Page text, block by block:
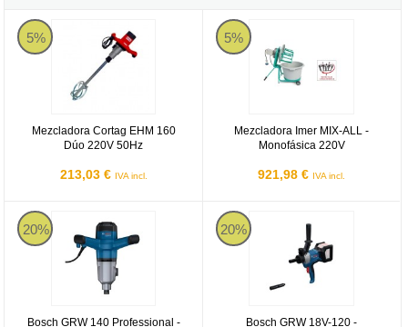
5%
Mezcladora Cortag EHM 160
Dúo 220V 50Hz
213,03 € IVA incl.
Mezcladora Cortag EHM 160 Dúo 220V 50Hz
5%
Mezcladora Imer MIX-ALL -
Monofásica 220V
921,98 € IVA incl.
Mezcladora Imer MIX-ALL -
20%
Bosch GRW 140 Professional -
Bosch GRW 140 Professional - Mezcladora 1400W
20%
Bosch GRW 18V-120 -
Bosch GRW 18V-120 -